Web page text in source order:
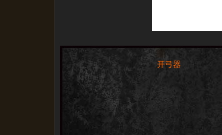
开弓器